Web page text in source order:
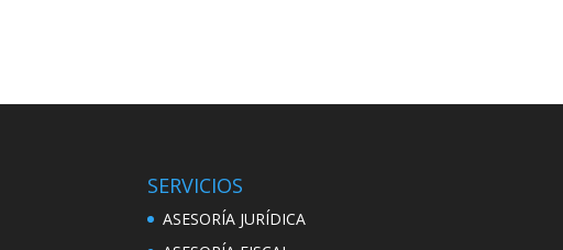
SERVICIOS
ASESORÍA JURÍDICA